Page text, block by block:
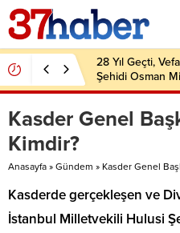
28 Yıl Geçti,
Şehidi Osman
Kasder Genel
Kimdir?
Anasayfa » Gündem » Kasder Genel
Kasderde gerçekleşen ve
İstanbul Milletvekili Hulusi